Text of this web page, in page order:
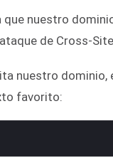
nuestro
de Cross-
nuestro
favorito: